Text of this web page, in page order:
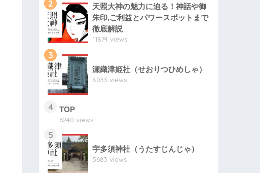
2
天照大神の魅力に迫る！神話や御
朱印,ご利益とパワースポットまで
徹底解説
11874 views
3
瀬織津姫社（せおりつひめしゃ）
8033 views
4 TOP
6240 views
5
宇多須神社（うたすじんじゃ）
5683 views